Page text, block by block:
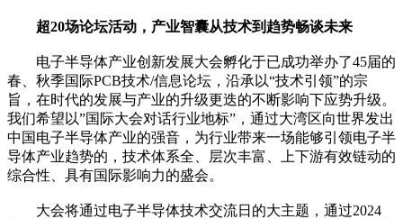
超20场论坛活动，产业智囊从技术到趋势畅谈未来
电子半导体产业创新发展大会孵化于已成功举办了45届的
春、秋季国际PCB技术/信息论坛，沿承以“技术引领”的宗
旨，在时代的发展与产业的升级更迭的不断影响下应势升级。
我们希望以”国际大会对话行业地标”，通过大湾区向世界发出
中国电子半导体产业的强音，为行业带来一场能够引领电子半
导体产业趋势的，技术体系全、层次丰富、上下游有效链动的
综合性、具有国际影响力的盛会。
大会将通过电子半导体技术交流日的大主题，通过2024